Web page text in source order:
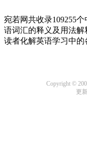
宛若网共收录109255
语词汇的释义及用法
读者化解英语学习中的
Copyright ©
更